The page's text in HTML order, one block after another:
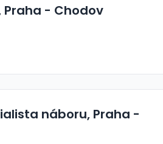
- Chodov
náboru, Praha -